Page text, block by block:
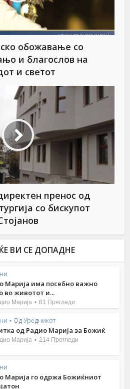
обожавање со
и благослов на
и светот
пренос од
со бискупот
ВИ СЕ ДОПАДНЕ
Марија има посебно важно
во животот и...
Марија 81 Прегледи
• Од Уредникот
од Радио Марија за Божиќ
Марија 214 Прегледи
Марија го одржа Божиќниот